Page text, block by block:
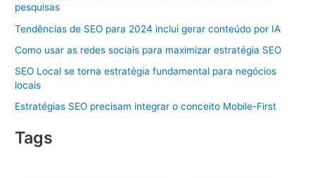
pesquisas
Tendências de SEO para 2024 inclui gerar conteúdo por IA
Como usar as redes sociais para maximizar estratégia SEO
SEO Local se torna estratégia fundamental para negócios
locais
Estratégias SEO precisam integrar o conceito Mobile-First
Tags